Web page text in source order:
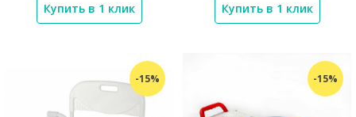
Купить в 1 клик Купить в 1 клик
-15% -15%